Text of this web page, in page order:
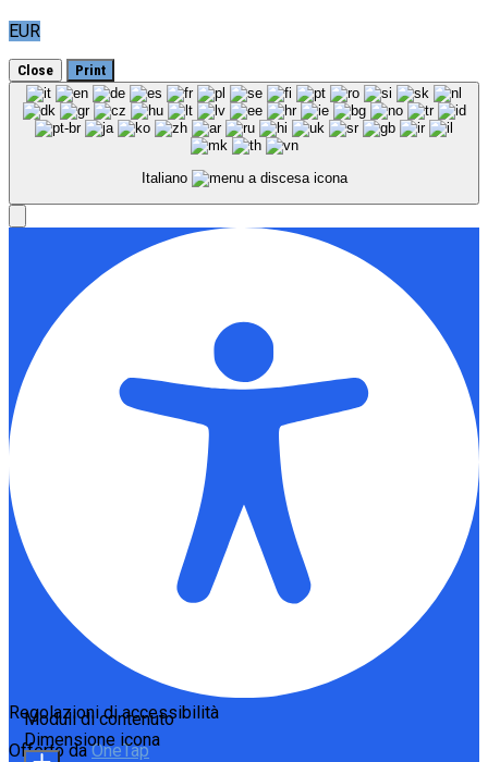
EUR
Close Print
Italiano
Regolazioni di accessibilità
Offerto daOneTap
Moduli di contenuto
Dimensione icona